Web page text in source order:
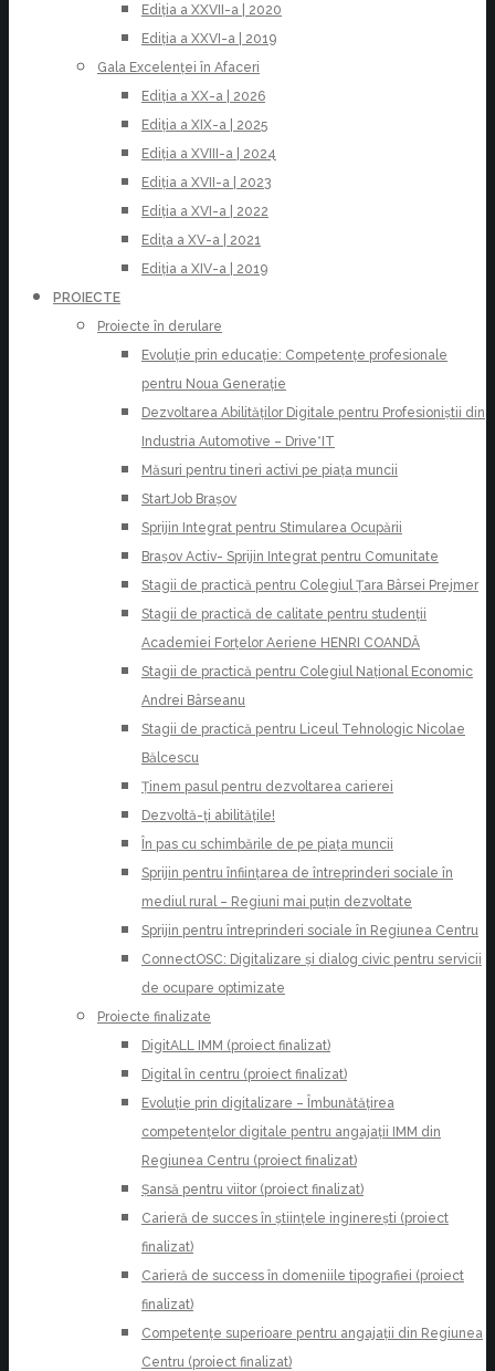
Ediția a XXVII-a | 2020
Ediția a XXVI-a | 2019
Gala Excelenței în Afaceri
Ediția a XX-a | 2026
Ediția a XIX-a | 2025
Ediția a XVIII-a | 2024
Ediția a XVII-a | 2023
Ediția a XVI-a | 2022
Edița a XV-a | 2021
Ediția a XIV-a | 2019
PROIECTE
Proiecte în derulare
Evoluție prin educație: Competențe profesionale
pentru Noua Generație
Dezvoltarea Abilităților Digitale pentru Profesioniștii din
Industria Automotive – Drive*IT
Măsuri pentru tineri activi pe piața muncii
StartJob Brașov
Sprijin Integrat pentru Stimularea Ocupării
Brașov Activ- Sprijin Integrat pentru Comunitate
Stagii de practică pentru Colegiul Țara Bârsei Prejmer
Stagii de practică de calitate pentru studenții
Academiei Forțelor Aeriene HENRI COANDĂ
Stagii de practică pentru Colegiul Național Economic
Andrei Bârseanu
Stagii de practică pentru Liceul Tehnologic Nicolae
Bălcescu
Ținem pasul pentru dezvoltarea carierei
Dezvoltă-ți abilitățile!
În pas cu schimbările de pe piața muncii
Sprijin pentru înființarea de întreprinderi sociale în
mediul rural – Regiuni mai puțin dezvoltate
Sprijin pentru întreprinderi sociale în Regiunea Centru
ConnectOSC: Digitalizare și dialog civic pentru servicii
de ocupare optimizate
Proiecte finalizate
DigitALL IMM (proiect finalizat)
Digital în centru (proiect finalizat)
Evoluție prin digitalizare – Îmbunătățirea
competențelor digitale pentru angajații IMM din
Regiunea Centru (proiect finalizat)
Șansă pentru viitor (proiect finalizat)
Carieră de succes în științele inginerești (proiect
finalizat)
Carieră de success în domeniile tipografiei (proiect
finalizat)
Competențe superioare pentru angajații din Regiunea
Centru (proiect finalizat)